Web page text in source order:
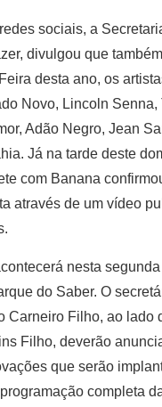
sociais, a
divulgou que
desta ano, os
Novo, Lincoln Senna,
Adão Negro, Jean
Já na tarde deste
com Banana
através de um vídeo
nesta
do Saber. O
Carneiro Filho, ao lado
Filho, deverão
que serão
completa